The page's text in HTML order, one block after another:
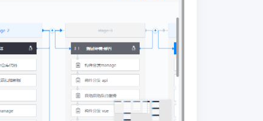
度集成嘉为蓝鲸CPack制品管理和CTest测
试管理等工程模块，通过自动化流水线，
打通开发-测试-运维-运营的工具流。
● 集成-第三方外部系统：
支持以流水线